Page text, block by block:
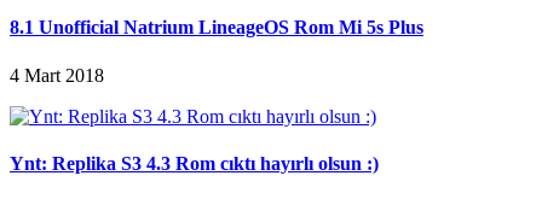
8.1 Unofficial Natrium LineageOS Rom Mi 5s Plus
4 Mart 2018
Ynt: Replika S3 4.3 Rom cıktı hayırlı olsun :)